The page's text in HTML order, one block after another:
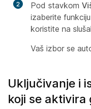
2 Pod stavkom
izaberite
koristite na
Vaš izbor se
Uključivanje i
koji se aktivira